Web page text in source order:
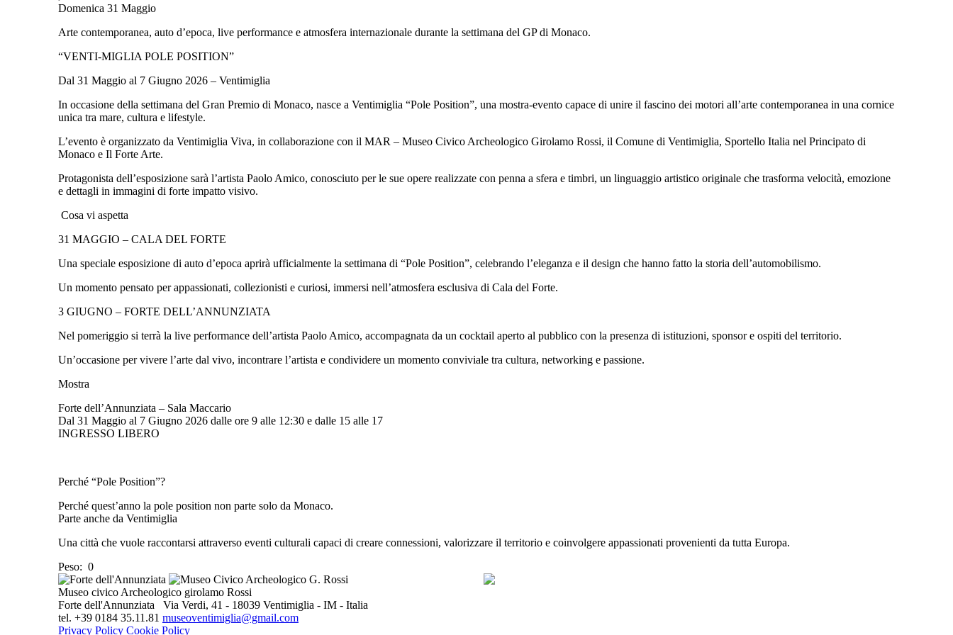
Domenica 31 Maggio
Arte contemporanea, auto d’epoca, live performance e atmosfera internazionale durante la settimana del GP di Monaco.
“VENTI-MIGLIA POLE POSITION”
Dal 31 Maggio al 7 Giugno 2026 – Ventimiglia
In occasione della settimana del Gran Premio di Monaco, nasce a Ventimiglia “Pole Position”, una mostra-evento capace di unire il fascino dei motori all’arte contemporanea in una cornice
unica tra mare, cultura e lifestyle.
L’evento è organizzato da Ventimiglia Viva, in collaborazione con il MAR – Museo Civico Archeologico Girolamo Rossi, il Comune di Ventimiglia, Sportello Italia nel Principato di
Monaco e Il Forte Arte.
Protagonista dell’esposizione sarà l’artista Paolo Amico, conosciuto per le sue opere realizzate con penna a sfera e timbri, un linguaggio artistico originale che trasforma velocità, emozione
e dettagli in immagini di forte impatto visivo.
Cosa vi aspetta
31 MAGGIO – CALA DEL FORTE
Una speciale esposizione di auto d’epoca aprirà ufficialmente la settimana di “Pole Position”, celebrando l’eleganza e il design che hanno fatto la storia dell’automobilismo.
Un momento pensato per appassionati, collezionisti e curiosi, immersi nell’atmosfera esclusiva di Cala del Forte.
3 GIUGNO – FORTE DELL’ANNUNZIATA
Nel pomeriggio si terrà la live performance dell’artista Paolo Amico, accompagnata da un cocktail aperto al pubblico con la presenza di istituzioni, sponsor e ospiti del territorio.
Un’occasione per vivere l’arte dal vivo, incontrare l’artista e condividere un momento conviviale tra cultura, networking e passione.
Mostra
Forte dell’Annunziata – Sala Maccario
Dal 31 Maggio al 7 Giugno 2026 dalle ore 9 alle 12:30 e dalle 15 alle 17
INGRESSO LIBERO
Perché “Pole Position”?
Perché quest’anno la pole position non parte solo da Monaco.
Parte anche da Ventimiglia
Una città che vuole raccontarsi attraverso eventi culturali capaci di creare connessioni, valorizzare il territorio e coinvolgere appassionati provenienti da tutta Europa.
Peso: 0
Museo civico Archeologico girolamo Rossi
Forte dell'Annunziata Via Verdi, 41 - 18039 Ventimiglia - IM - Italia
tel. +39 0184 35.11.81 museoventimiglia@gmail.com
Privacy Policy Cookie Policy